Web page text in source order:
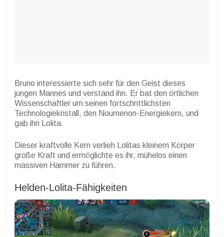
Bruno interessierte sich sehr für den Geist dieses
jungen Mannes und verstand ihn. Er bat den örtlichen
Wissenschaftler um seinen fortschrittlichsten
Technologiekristall, den Noumenon-Energiekern, und
gab ihn Lolita.
Dieser kraftvolle Kern verlieh Lolitas kleinem Körper
große Kraft und ermöglichte es ihr, mühelos einen
massiven Hammer zu führen.
Helden-Lolita-Fähigkeiten